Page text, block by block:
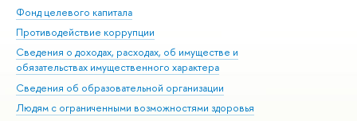
Фонд целевого капитала
Противодействие коррупции
Сведения о доходах, расходах, об имуществе и
обязательствах имущественного характера
Сведения об образовательной организации
Людям с ограниченными возможностями здоровья